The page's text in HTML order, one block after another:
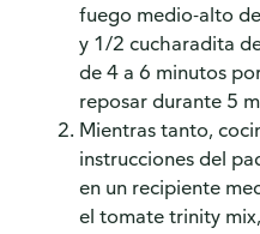
fuego medio-alto
y 1/2 cucharadita
de 4 a 6 minutos
reposar durante 5
Mientras tanto,
instrucciones del
en un recipiente
el tomate trinity